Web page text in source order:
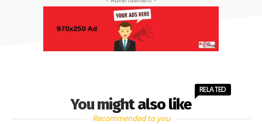
You might also like
RELATED
Recommended to you